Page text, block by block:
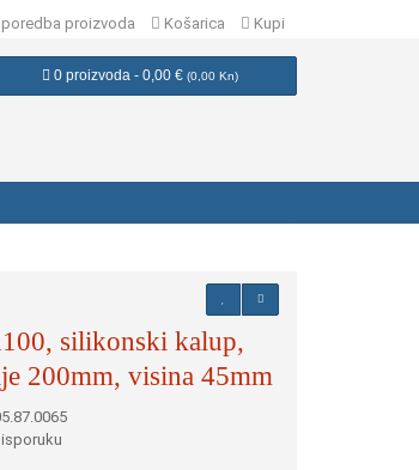
proizvoda Košarica Kupi
0 proizvoda - 0,00 € (0,00 Kn)
silikonski kalup,
200mm, visina 45mm